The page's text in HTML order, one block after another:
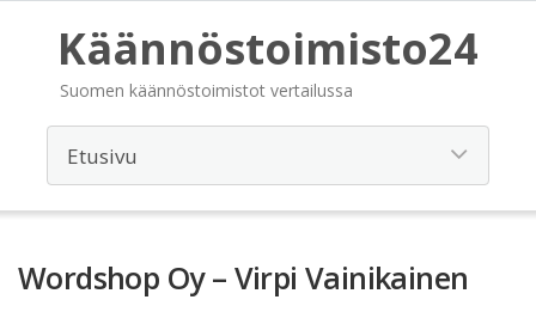
Käännöstoimisto24
Suomen käännöstoimistot vertailussa
Wordshop Oy – Virpi Vainikainen